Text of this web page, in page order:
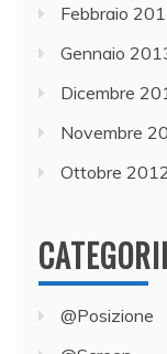
Febbraio
Gennaio
Dicembre
Novembre
Ottobre 2012
@Posizione